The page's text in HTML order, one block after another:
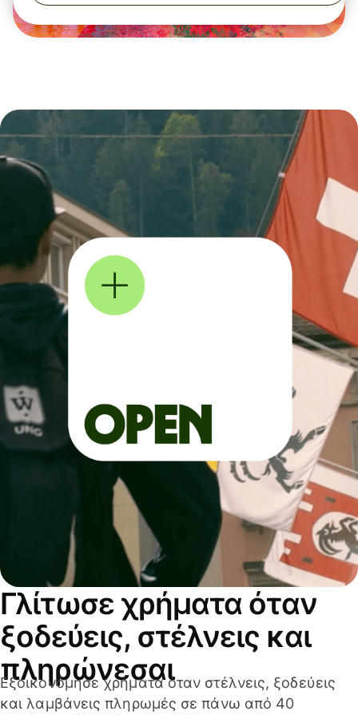
Γλίτωσε χρήματα όταν
ξοδεύεις, στέλνεις και
πληρώνεσαι
Εξοικονόμησε χρήματα όταν στέλνεις, ξοδεύεις
και λαμβάνεις πληρωμές σε πάνω από 40